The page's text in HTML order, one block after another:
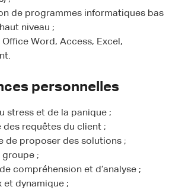
de programmes informatiques bas
niveau ;
Word, Access, Excel,
personnelles
stress et de la panique ;
des requêtes du client ;
de proposer des solutions ;
groupe ;
compréhension et d’analyse ;
et dynamique ;